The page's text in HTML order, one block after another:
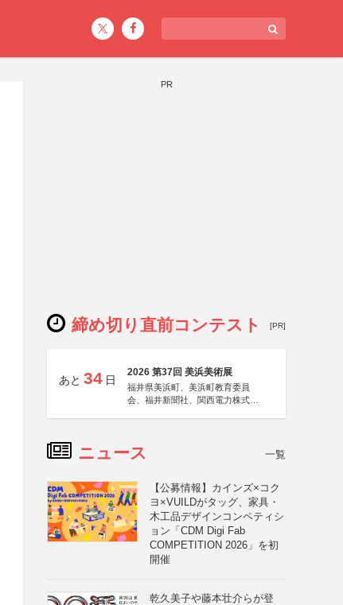
PR
締め切り直前コンテスト [PR]
あと 34 日
2026 第37回 美浜美術展
福井県美浜町、美浜町教育委員
会、福井新聞社、関西電力株式会
ニュース 一覧
【公募情報】カインズ×コク
ヨ×VUILDがタッグ、家具・
木工品デザインコンペティシ
ョン「CDM Digi Fab
COMPETITION 2026」を初
開催
乾久美子や藤本壮介らが登